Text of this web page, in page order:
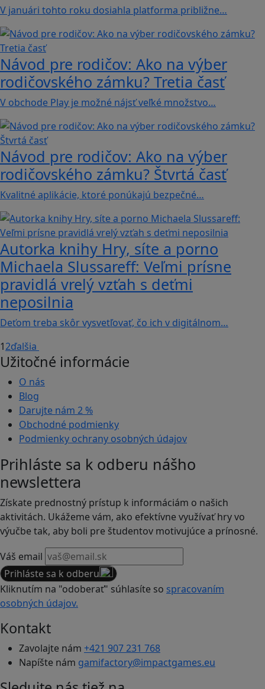
V januári tohto roku dosiahla platforma približne…
Návod pre rodičov: Ako na výber
rodičovského zámku? Tretia časť
V obchode Play je možné nájsť veľké množstvo…
Návod pre rodičov: Ako na výber
rodičovského zámku? Štvrtá časť
Kvalitné aplikácie, ktoré ponúkajú bezpečné…
Autorka knihy Hry, síte a porno
Michaela Slussareff: Veľmi prísne
pravidlá vrelý vzťah s deťmi
neposilnia
Deťom treba skôr vysvetľovať, čo ich v digitálnom…
12ďalšia
Užitočné informácie
O nás
Blog
Darujte nám 2 %
Obchodné podmienky
Podmienky ochrany osobných údajov
Prihláste sa k odberu nášho
newslettera
Získate prednostný prístup k informáciám o našich
aktivitách. Ukážeme vám, ako efektívne využívať hry vo
výučbe tak, aby boli pre študentov motivujúce a prínosné.
Váš email
Prihláste sa k odberu
Kliknutím na "odoberať" súhlasíte so spracovaním
osobných údajov.
Kontakt
Zavolajte nám +421 907 231 768
Napíšte nám gamifactory@impactgames.eu